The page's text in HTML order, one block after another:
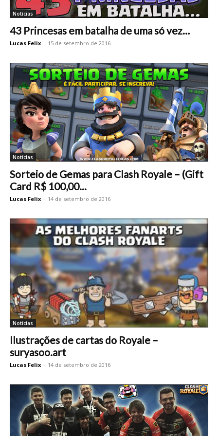
Notícias
43 Princesas em batalha de uma só vez…
Lucas Felix - 15 de setembro de 2016
Notícias
Sorteio de Gemas para Clash Royale – (Gift
Card R$ 100,00...
Lucas Felix - 14 de setembro de 2016
Notícias
Ilustrações de cartas do Royale –
suryasoo.art
Lucas Felix - 14 de setembro de 2016